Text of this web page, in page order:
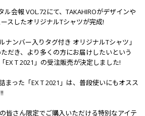
ル会報 VOL.72にて、TAKAHIROがデザインや
スしたオリジナルTシャツが完成!
ナンバー入りタグ付き オリジナルTシャツ」
だき、より多くの方にお届けしたいという
EX T 2021」の受注販売が決定しました!
まった「EX T 2021」は、普段使いにもオスス
の皆さん限定でご購入いただける特別なアイテ